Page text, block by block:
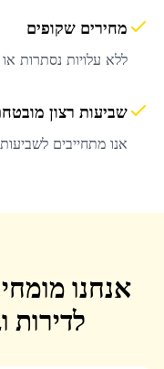
מחירים שקופים
ללא עלויות נסתרות
שביעות רצון
אנו מתחייבים
אנחנו
לדירות